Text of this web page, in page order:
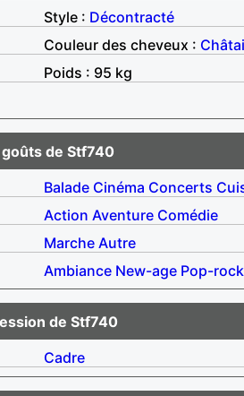
Style : Décontracté
Couleur des cheveux :
Poids : 95 kg
goûts de Stf740
Balade Cinéma Concerts
Action Aventure Comédie
Marche Autre
Ambiance New-age Pop-rock
de Stf740
Cadre